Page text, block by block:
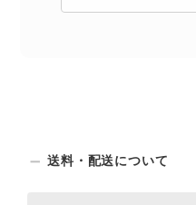
送料・配送について